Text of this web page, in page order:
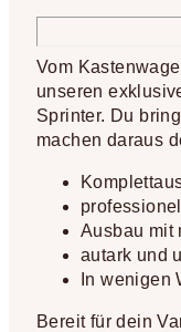
Vom
unseren
Sprinter. Du
machen daraus
Ausbau mit
autark und
In wenigen
Bereit für dein